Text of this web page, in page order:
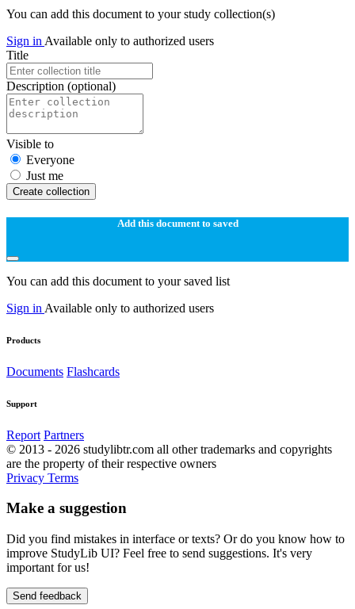
You can add this document to your study collection(s)
Sign in Available only to authorized users
Title
Description (optional)
Visible to
Everyone
Just me
Create collection
Add this document to saved
You can add this document to your saved list
Sign in Available only to authorized users
Products
Documents Flashcards
Support
Report Partners
© 2013 - 2026 studylibtr.com all other trademarks and copyrights
are the property of their respective owners
Privacy Terms
Make a suggestion
Did you find mistakes in interface or texts? Or do you know how to
improve StudyLib UI? Feel free to send suggestions. It's very
important for us!
Send feedback